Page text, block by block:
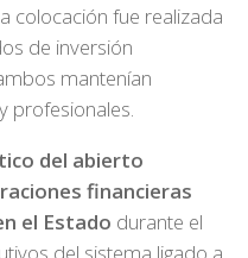
colocación fue realizada
de inversión
mantenían
profesionales.
del abierto
financieras
el Estado durante el
del sistema ligado a